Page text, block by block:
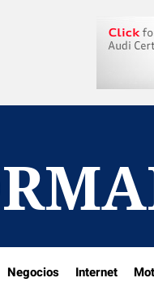
Negocios Internet